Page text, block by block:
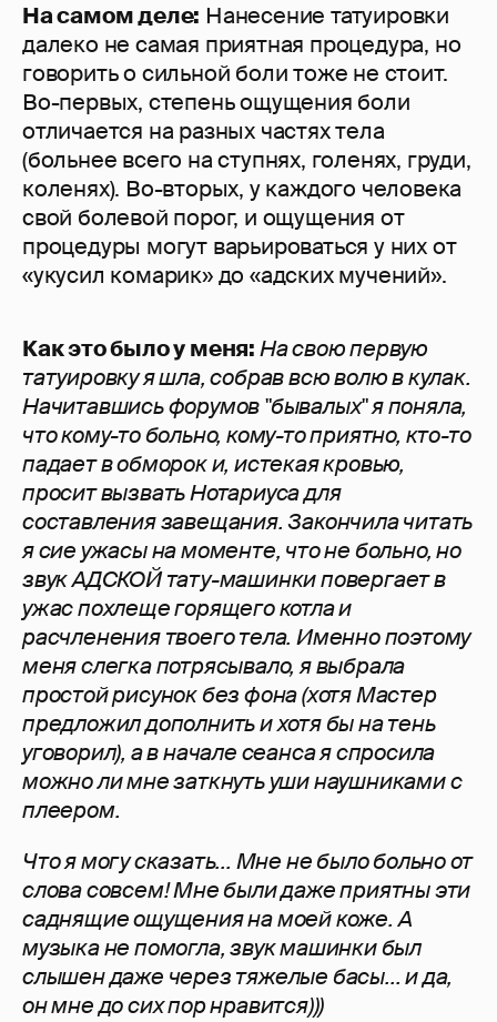
На самом деле: Нанесение татуировки
далеко не самая приятная процедура, но
говорить о сильной боли тоже не стоит.
Во-первых, степень ощущения боли
отличается на разных частях тела
(больнее всего на ступнях, голенях, груди,
коленях). Во-вторых, у каждого человека
свой болевой порог, и ощущения от
процедуры могут варьироваться у них от
«укусил комарик» до «адских мучений».
Как это было у меня:На свою первую
татуировку я шла, собрав всю волю в кулак.
Начитавшись форумов "бывалых" я поняла,
что кому-то больно, кому-то приятно, кто-то
падает в обморок и, истекая кровью,
просит вызвать Нотариуса для
составления завещания. Закончила читать
я сие ужасы на моменте, что не больно, но
звук АДСКОЙ тату-машинки повергает в
ужас похлеще горящего котла и
расчленения твоего тела. Именно поэтому
меня слегка потрясывало, я выбрала
простой рисунок без фона (хотя Мастер
предложил дополнить и хотя бы на тень
уговорил), а в начале сеанса я спросила
можно ли мне заткнуть уши наушниками с
плеером.
Что я могу сказать... Мне не было больно от
слова совсем! Мне были даже приятны эти
саднящие ощущения на моей коже. А
музыка не помогла, звук машинки был
слышен даже через тяжелые басы... и да,
он мне до сих пор нравится)))